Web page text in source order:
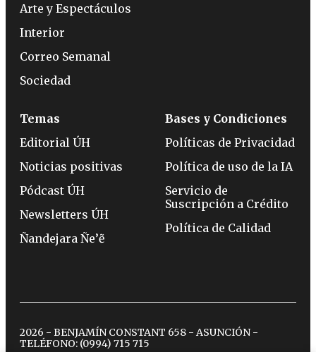
Arte y Espectáculos
Interior
Correo Semanal
Sociedad
Temas
Editorial ÚH
Noticias positivas
Pódcast ÚH
Newsletters ÚH
Ñandejara Ñe’ẽ
Bases y Condiciones
Políticas de Privacidad
Política de uso de la IA
Servicio de
Suscripción a Crédito
Política de Calidad
2026 - BENJAMÍN CONSTANT 658 - ASUNCIÓN -
TELÉFONO: (0994) 715 715